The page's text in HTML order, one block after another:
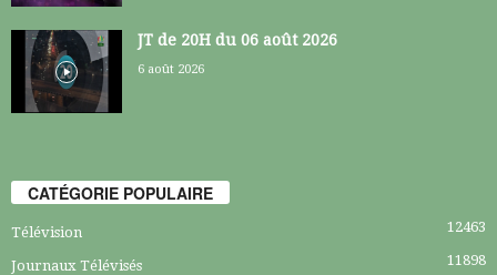
JT de 20H du 06 août 2026
6 août 2026
CATÉGORIE POPULAIRE
Télévision 12463
Journaux Télévisés 11898